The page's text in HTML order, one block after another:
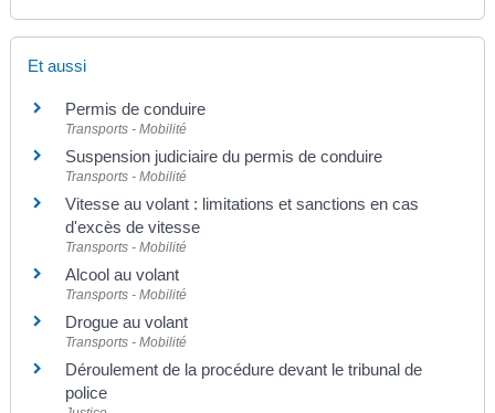
Et aussi
Permis de conduire
Transports - Mobilité
Suspension judiciaire du permis de conduire
Transports - Mobilité
Vitesse au volant : limitations et sanctions en cas
d'excès de vitesse
Transports - Mobilité
Alcool au volant
Transports - Mobilité
Drogue au volant
Transports - Mobilité
Déroulement de la procédure devant le tribunal de
police